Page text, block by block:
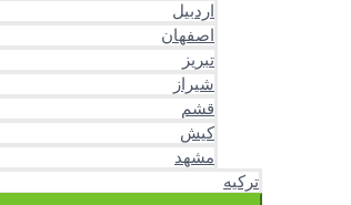
اردبیل
اصفهان
تبریز
شیراز
قشم
کیش
مشهد
ترکیه